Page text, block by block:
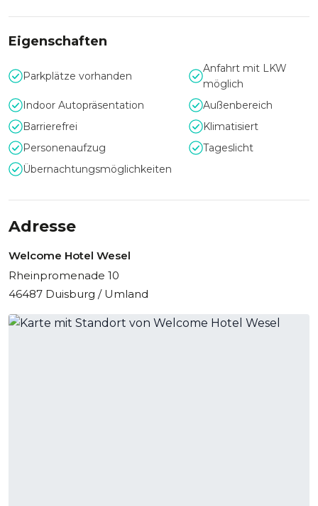
Eigenschaften
Parkplätze vorhanden
Anfahrt mit LKW
möglich
Indoor Autopräsentation
Außenbereich
Barrierefrei
Klimatisiert
Personenaufzug
Tageslicht
Übernachtungsmöglichkeiten
Adresse
Welcome Hotel Wesel
Rheinpromenade 10
46487 Duisburg / Umland